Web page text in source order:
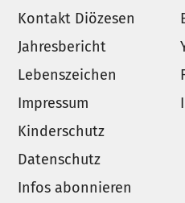
Kontakt Diözesen
Jahresbericht
Lebenszeichen
Impressum
Kinderschutz
Datenschutz
Infos abonnieren